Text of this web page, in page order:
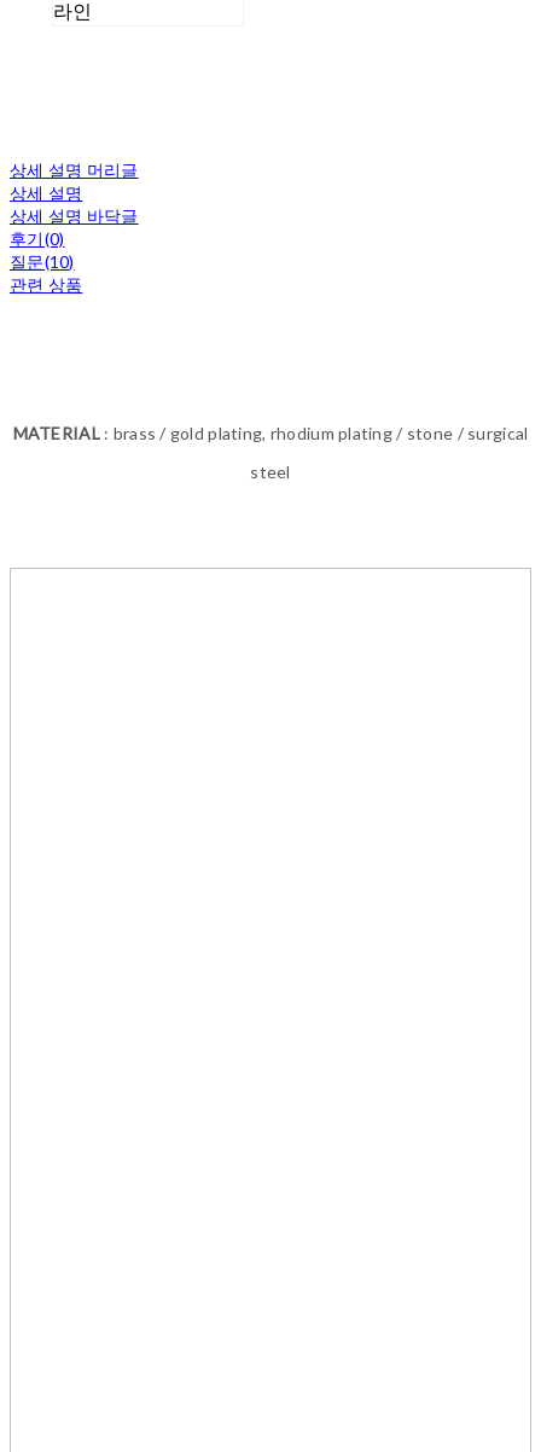
라인
상세 설명 머리글
상세 설명
상세 설명 바닥글
후기(0)
질문(10)
관련 상품
MATERIAL: brass / gold plating, rhodium plating / stone / surgical
steel